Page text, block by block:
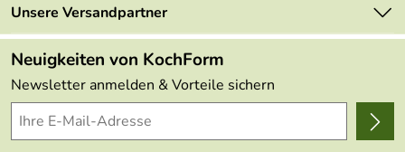
Retourenportal
FAQs
Lieferbedingungen
Delivery Terms
Kundenlogin
Angebote
Made in Germany
Themen
Wir über uns
Presse
Unsere Versandpartner
Neuigkeiten von KochForm
Newsletter anmelden & Vorteile sichern